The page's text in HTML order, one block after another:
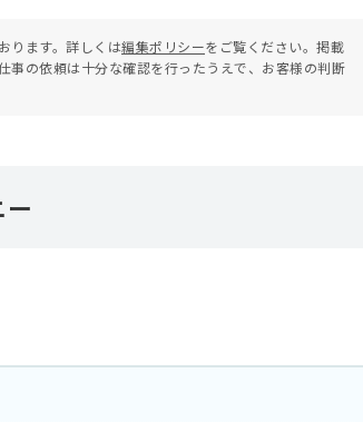
ります。詳しくは編集ポリシーをご覧ください。掲載
事の依頼は十分な確認を行ったうえで、お客様の判断